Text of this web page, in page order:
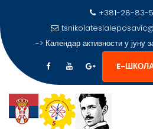
Skip
content
+381-28-83-
-> Календар активности у јуну
E-
ОЗНАКА:
МАТУРАНТЕ
17